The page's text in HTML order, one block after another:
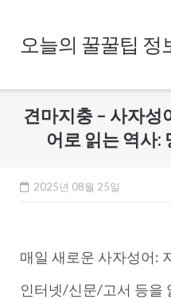
content오늘의 꿀꿀팁 정
견마지충 – 사자성
어로 읽는 역사:
2025년 08월 25일
매일 새로운 사자성어:
인터넷/신문/고서 등을